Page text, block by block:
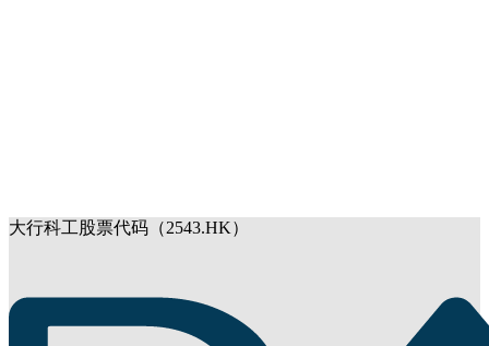
大行科工股票代码（2543.HK）